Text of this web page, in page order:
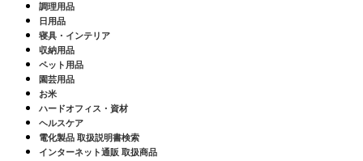
調理用品
日用品
寝具・インテリア
収納用品
ペット用品
園芸用品
お米
ハードオフィス・資材
ヘルスケア
電化製品 取扱説明書検索
インターネット通販 取扱商品